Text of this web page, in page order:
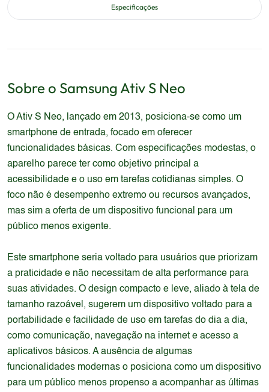
Especificações
Sobre o Samsung Ativ S Neo
O Ativ S Neo, lançado em 2013, posiciona-se como um
smartphone de entrada, focado em oferecer
funcionalidades básicas. Com especificações modestas, o
aparelho parece ter como objetivo principal a
acessibilidade e o uso em tarefas cotidianas simples. O
foco não é desempenho extremo ou recursos avançados,
mas sim a oferta de um dispositivo funcional para um
público menos exigente.
Este smartphone seria voltado para usuários que priorizam
a praticidade e não necessitam de alta performance para
suas atividades. O design compacto e leve, aliado à tela de
tamanho razoável, sugerem um dispositivo voltado para a
portabilidade e facilidade de uso em tarefas do dia a dia,
como comunicação, navegação na internet e acesso a
aplicativos básicos. A ausência de algumas
funcionalidades modernas o posiciona como um dispositivo
para um público menos propenso a acompanhar as últimas